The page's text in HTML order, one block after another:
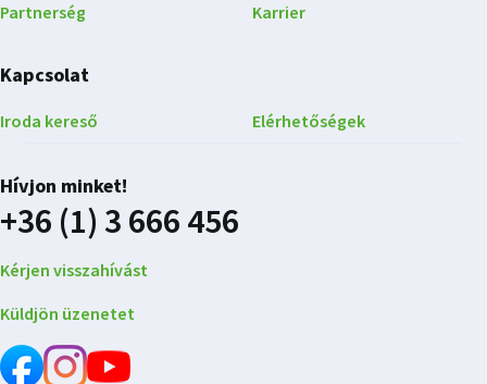
Partnerség Karrier
Kapcsolat
Iroda kereső Elérhetőségek
Hívjon minket!
+36 (1) 3 666 456
Kérjen visszahívást
Küldjön üzenetet